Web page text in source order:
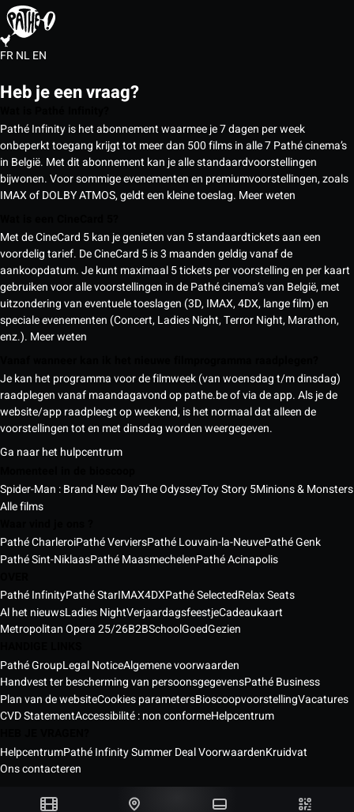
FRNLEN
Heb je een vraag?
Pathé Infinity is het abonnement waarmee je 7 dagen per week
onbeperkt toegang krijgt tot meer dan 500 films in alle 7 Pathé cinema’s
in België. Met dit abonnement kan je alle standaardvoorstellingen
bijwonen. Voor sommige evenementen en premiumvoorstellingen, zoals
IMAX of DOLBY ATMOS, geldt een kleine toeslag. Meer weten
Met de CineCard 5 kan je genieten van 5 standaardtickets aan een
voordelig tarief. De CineCard 5 is 3 maanden geldig vanaf de
aankoopdatum. Je kunt maximaal 5 tickets per voorstelling en per kaart
gebruiken voor alle voorstellingen in de Pathé cinema’s van België, met
uitzondering van eventuele toeslagen (3D, IMAX, 4DX, lange film) en
speciale evenementen (Concert, Ladies Night, Terror Night, Marathon,
enz.). Meer weten
Je kan het programma voor de filmweek (van woensdag t/m dinsdag)
raadplegen vanaf maandagavond op pathe.be of via de app. Als je de
website/app raadpleegt op weekend, is het normaal dat alleen de
voorstellingen tot en met dinsdag worden weergegeven.
Ga naar het hulpcentrum
Spider-Man : Brand New DayThe OdysseyToy Story 5Minions & Monsters
Alle films
Pathé CharleroiPathé VerviersPathé Louvain-la-NeuvePathé Genk
Pathé Sint-NiklaasPathé MaasmechelenPathé Acinapolis
Pathé InfinityPathé StarIMAX4DXPathé SelectedRelax Seats
Al het nieuwsLadies NightVerjaardagsfeestjeCadeaukaart
Metropolitan Opera 25/26B2BSchoolGoedGezien
Pathé GroupLegal NoticeAlgemene voorwaarden
Handvest ter bescherming van persoonsgegevensPathé Business
Plan van de websiteCookies parametersBioscoopvoorstellingVacatures
CVD StatementAccessibilité : non conformeHelpcentrum
HelpcentrumPathé Infinity Summer Deal VoorwaardenKruidvat
Ons contacteren
Pathé bioscopen België © 2026